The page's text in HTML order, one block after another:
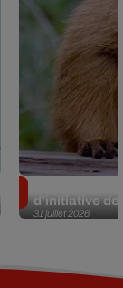
31 juillet 2026
d’initiative